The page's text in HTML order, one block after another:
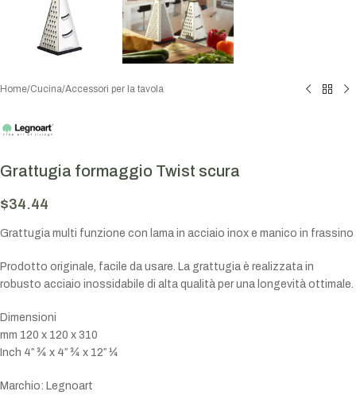
Home/Cucina/Accessori per la tavola
Grattugia formaggio Twist scura
$34.44
Grattugia multi funzione con lama in acciaio inox e manico in frassino
Prodotto originale, facile da usare. La grattugia è realizzata in
robusto acciaio inossidabile di alta qualità per una longevità ottimale.
Dimensioni
mm 120 x 120 x 310
Inch 4″ ¾ x 4″ ¾ x 12″ ¼
Marchio: Legnoart